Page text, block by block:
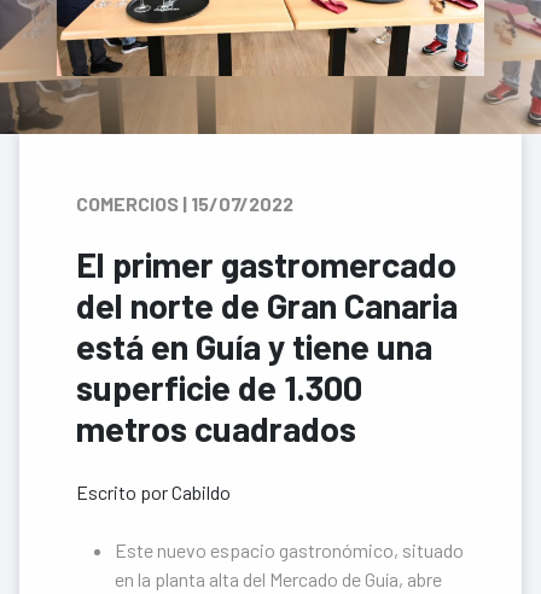
COMERCIOS | 15/07/2022
El primer gastromercado
del norte de Gran Canaria
está en Guía y tiene una
superficie de 1.300
metros cuadrados
Escrito por Cabildo
Este nuevo espacio gastronómico, situado
en la planta alta del Mercado de Guía, abre